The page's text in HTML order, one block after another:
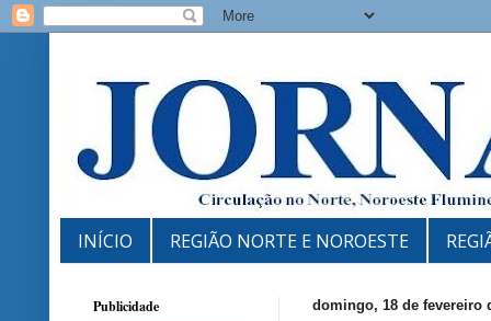
INÍCIO REGIÃO NORTE E NOROESTE
domingo, 18 de fevereiro
Publicidade